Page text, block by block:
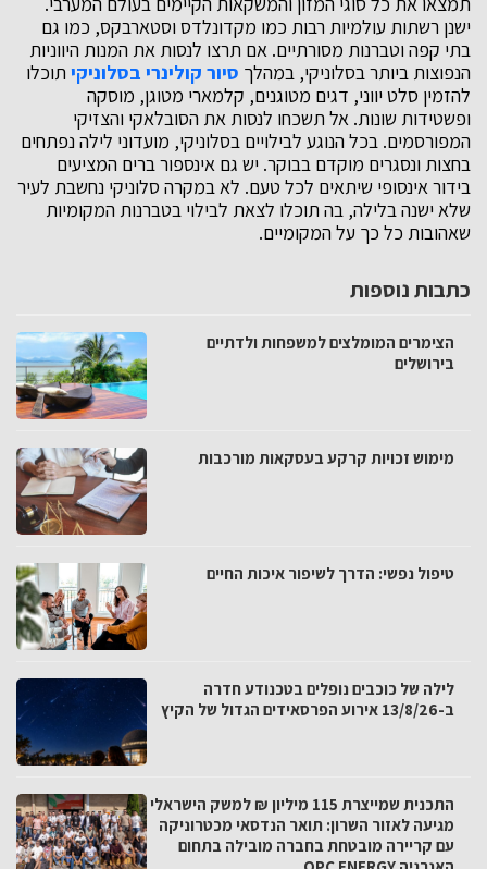
ישנן רשתות עולמיות רבות כמו מקדונלדס וסטארבקס, כמו גם
בתי קפה וטברנות מסורתיים. אם תרצו לנסות את המנות היווניות
הנפוצות ביותר בסלוניקי, במהלך סיור קולינרי בסלוניקי תוכלו
להזמין סלט יווני, דגים מטוגנים, קלמארי מטוגן, מוסקה
ופשטידות שונות. אל תשכחו לנסות את הסובלאקי והצזיקי
המפורסמים. בכל הנוגע לבילויים בסלוניקי, מועדוני לילה נפתחים
בחצות ונסגרים מוקדם בבוקר. יש גם אינספור ברים המציעים
בידור אינסופי שיתאים לכל טעם. לא במקרה סלוניקי נחשבת לעיר
שלא ישנה בלילה, בה תוכלו לצאת לבילוי בטברנות המקומיות
שאהובות כל כך על המקומיים.
כתבות נוספות
הצימרים המומלצים למשפחות ולדתיים
בירושלים
מימוש זכויות קרקע בעסקאות מורכבות
טיפול נפשי: הדרך לשיפור איכות החיים
לילה של כוכבים נופלים בטכנודע חדרה
ב-13/8/26 אירוע הפרסאידים הגדול של הקיץ
התכנית שמייצרת 115 מיליון ₪ למשק הישראלי
מגיעה לאזור השרון: תואר הנדסאי מכטרוניקה
עם קריירה מובטחת בחברה מובילה בתחום